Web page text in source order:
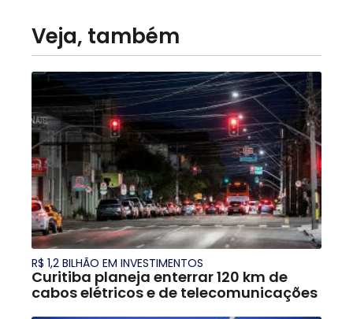
Veja, também
R$ 1,2 BILHÃO EM INVESTIMENTOS
Curitiba planeja enterrar 120 km de
cabos elétricos e de telecomunicações